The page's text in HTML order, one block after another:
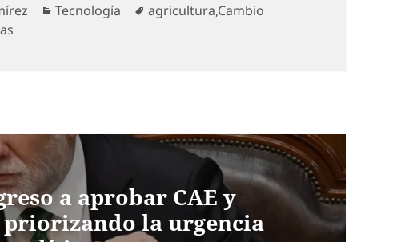
Categorías
Tecnología Etiquetas
agricultura,Cambio
a aprobar CAE y
priorizando la urgencia